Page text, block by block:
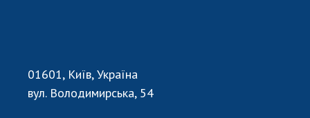
01601, Київ, Україна
вул. Володимирська, 54